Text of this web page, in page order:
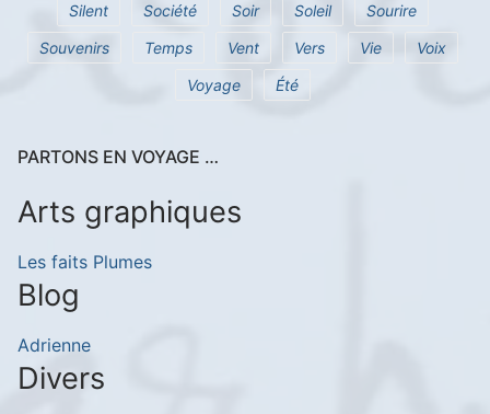
Silent
Société Soir Soleil
Sourire
Souvenirs
Temps Vent Vers Vie
Voix
Voyage
Été
PARTONS EN VOYAGE …
Arts graphiques
Les faits Plumes
Blog
Adrienne
Divers